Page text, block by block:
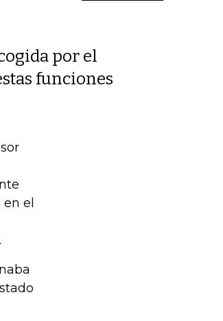
por el
funciones
el